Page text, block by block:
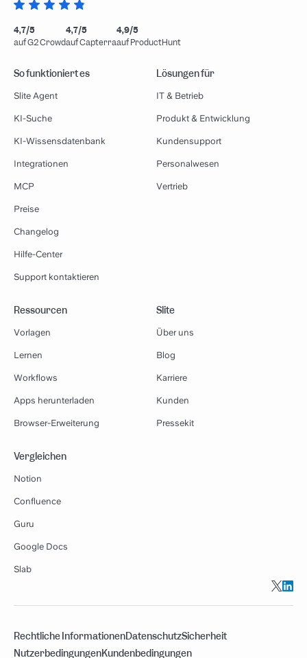
4,7/5
auf G2 Crowd
4,7/5
auf Capterra
4,9/5
auf ProductHunt
So funktioniert es
Slite Agent
KI-Suche
KI-Wissensdatenbank
Integrationen
MCP
Preise
Changelog
Hilfe-Center
Support kontaktieren
Lösungen für
IT & Betrieb
Produkt & Entwicklung
Kundensupport
Personalwesen
Vertrieb
Ressourcen
Vorlagen
Lernen
Workflows
Apps herunterladen
Browser-Erweiterung
Slite
Über uns
Blog
Karriere
Kunden
Pressekit
Vergleichen
Notion
Confluence
Guru
Google Docs
Slab
Rechtliche InformationenDatenschutzSicherheit
NutzerbedingungenKundenbedingungen